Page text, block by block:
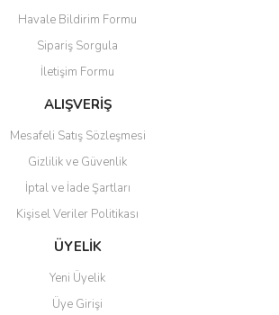
eksik bilgiler bulunuyor.
hatalar bulunuyor.
sitelerden daha pahalı.
farklı alternatifler olmalı.
Gönder
Havale Bildirim Formu
Sipariş Sorgula
İletişim Formu
ALIŞVERİŞ
Mesafeli Satış Sözleşmesi
Gizlilik ve Güvenlik
İptal ve İade Şartları
Kişisel Veriler Politikası
ÜYELİK
Yeni Üyelik
Üye Girişi